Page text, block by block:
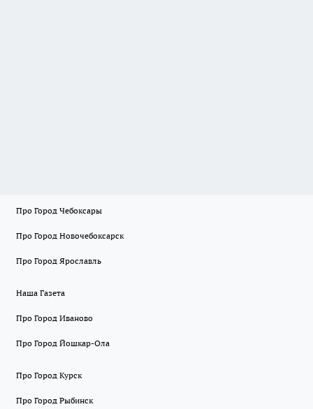
Про Город Чебоксары
Про Город Новочебоксарск
Про Город Ярославль
Наша Газета
Про Город Иваново
Про Город Йошкар-Ола
Про Город Курск
Про Город Рыбинск